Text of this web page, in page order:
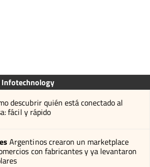
Infotechnology
descubrir quién está conectado al
fácil y rápido
Argentinos crearon un marketplace
con fabricantes y ya levantaron